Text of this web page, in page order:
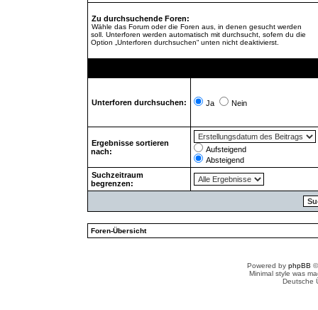
Zu durchsuchende Foren:
Wähle das Forum oder die Foren aus, in denen gesucht werden
soll. Unterforen werden automatisch mit durchsucht, sofern du die
Option „Unterforen durchsuchen“ unten nicht deaktivierst.
Unterforen durchsuchen: Ja Nein
Ergebnisse sortieren
nach:
Aufsteigend
Absteigend
Suchzeitraum
begrenzen:
Foren-Übersicht
Powered by phpBB
Minimal style was
Deutsche